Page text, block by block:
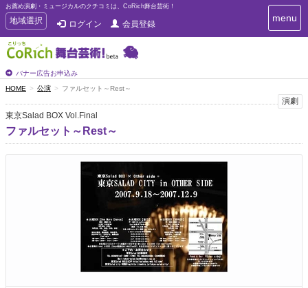
お薦め演劇・ミュージカルのクチコミは、CoRich舞台芸術！
T
o
g
g
e
n
a
v
i
g
地域選択 ログイン 会員登録
バナー広告お申込み
T
o
i
g
menu
HOME 公演 ファルセット～Rest～
演劇
東京Salad BOX Vol.Final
ファルセット～Rest～